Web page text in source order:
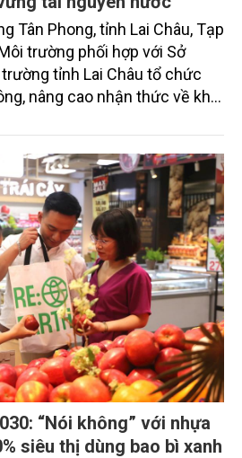
Tân Phong, tỉnh Lai Châu, Tạp
trường phối hợp với Sở
tỉnh Lai Châu tổ chức
nâng cao nhận thức về khai
giới”.
“Nói không” với nhựa
siêu thị dùng bao bì xanh